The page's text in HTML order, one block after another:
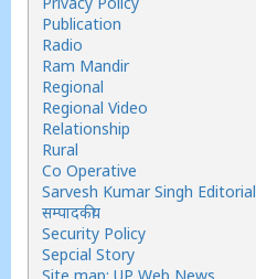
Publication
Radio
Ram Mandir
Regional
Regional Video
Relationship
Rural
Co Operative
Sarvesh Kumar Singh Editorial
सम्पादकीय
Security Policy
Sepcial Story